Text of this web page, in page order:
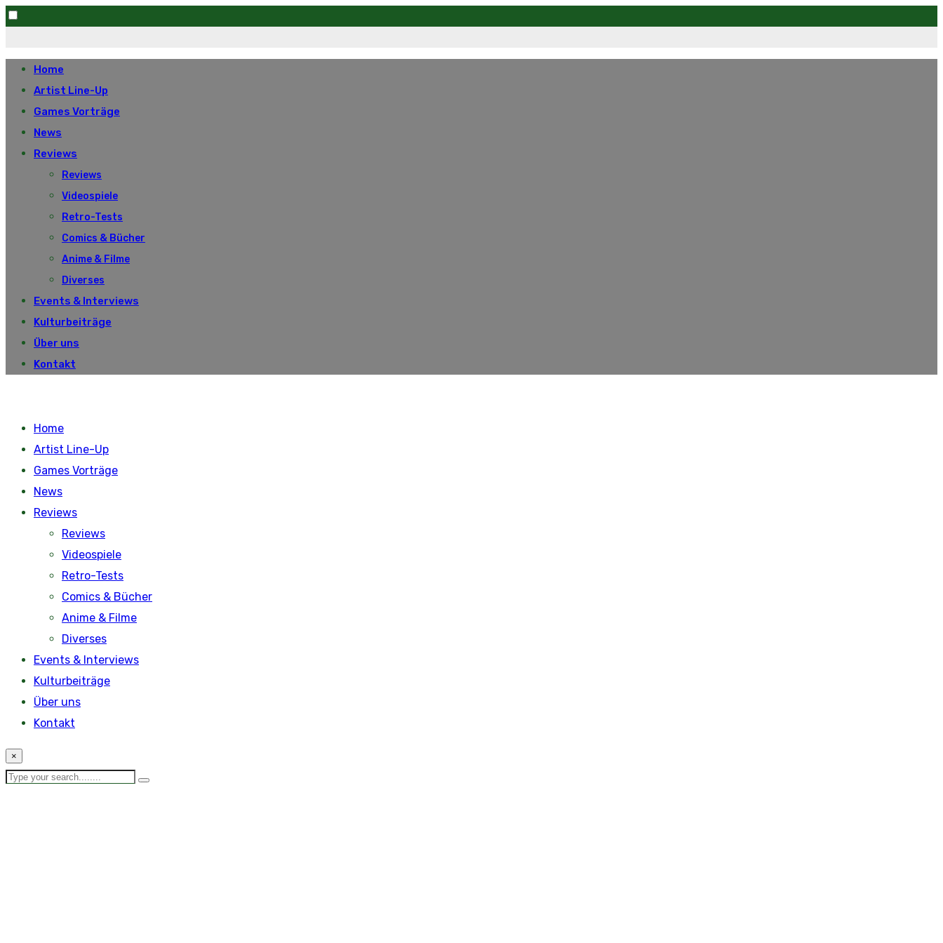
to
content
Home
Artist Line-Up
Games Vorträge
News
Reviews
Reviews
Videospiele
Retro-Tests
Comics & Bücher
Anime & Filme
Diverses
Events & Interviews
Kulturbeiträge
Über uns
Kontakt
Home
Artist Line-Up
Games Vorträge
News
Reviews
Reviews
Videospiele
Retro-Tests
Comics & Bücher
Anime & Filme
Diverses
Events & Interviews
Kulturbeiträge
Über uns
Kontakt
×